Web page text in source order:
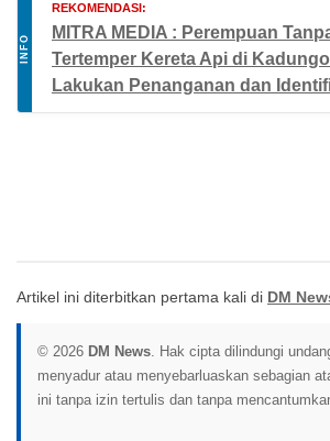
INFO
REKOMENDASI:
MITRA MEDIA : Perempuan
Tertemper Kereta Api di
Lakukan Penanganan dan
Artikel ini diterbitkan pertama kali di DM
© 2026 DM News. Hak cipta dilindungi
menyadur atau menyebarluaskan sebagian
ini tanpa izin tertulis dan tanpa